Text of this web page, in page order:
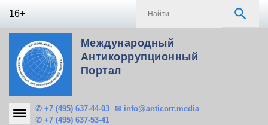
16+ search
Международный
Антикоррупционный
Портал
✆ +7 (495) 637-44-03
✆ +7 (495) 637-53-41
✉ info@anticorr.media